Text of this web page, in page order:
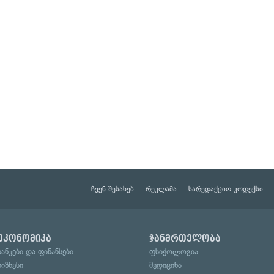
ჩვენ შესახებ რეკლამა სარედაქციო კოდექსი
და ფინანსები
ჯანმრთელობა
ფსიქოლოგია
მედიცინა